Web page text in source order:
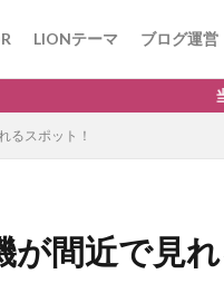
LIONテーマ ブログ運営
当サイトより『
るスポット！
間近で見
川遊び KOBE電子図